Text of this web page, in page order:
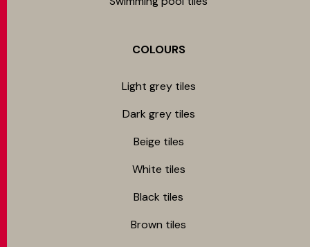
COLOURS
Light grey tiles
Dark grey tiles
Beige tiles
White tiles
Black tiles
Brown tiles